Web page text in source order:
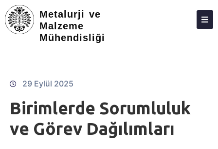
Metalurji ve
Malzeme
Mühendisliği
HAKKIMIZDA
LISANS
LISANSÜSTÜ
STAJ VE İŞLETMEDE MESLEKI EĞITIM
29 Eylül 2025
Birimlerde Sorumluluk
ve Görev Dağılımları